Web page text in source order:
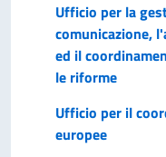
Ufficio per la
comunicazione,
ed il
le riforme
Ufficio per il
europee